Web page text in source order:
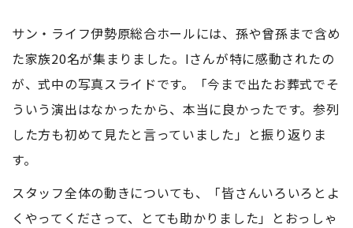
サン・ライフ伊勢原総合ホールには、孫や曾孫まで含め
た家族20名が集まりました。Iさんが特に感動されたの
が、式中の写真スライドです。「今まで出たお葬式でそ
ういう演出はなかったから、本当に良かったです。参列
した方も初めて見たと言っていました」と振り返りま
す。
スタッフ全体の動きについても、「皆さんいろいろとよ
くやってくださって、とても助かりました」とおっしゃ